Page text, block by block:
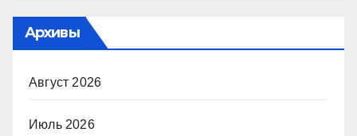
Архивы
Август 2026
Июль 2026